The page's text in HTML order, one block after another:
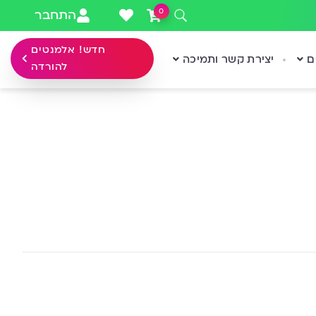
0 התחבר
יצירת קשר ותמיכה
חדש! אלמנטים
להורדה